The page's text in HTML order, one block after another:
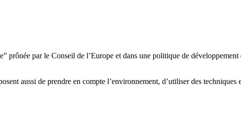
prônée par le Conseil de l’Europe et dans une politique de
aussi de prendre en compte l’environnement, d’utiliser des